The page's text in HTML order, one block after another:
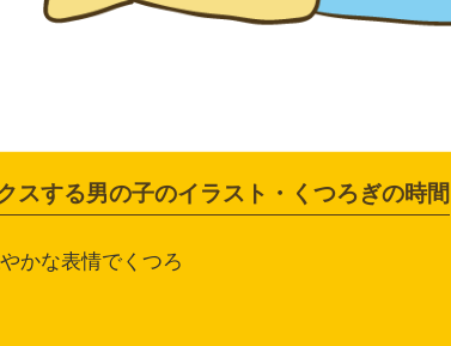
スする男の子のイラスト・くつろぎの時間
かな表情でくつろ